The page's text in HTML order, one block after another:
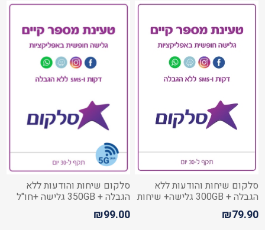
סלקום שיחות והודעות ללא
הגבלה + 300GB גלישה+ שיחות
מישראל לחו"ל
₪79.90
סלקום שיחות והודעות ללא
הגבלה + 350GB גלישה +חו"ל
₪99.00